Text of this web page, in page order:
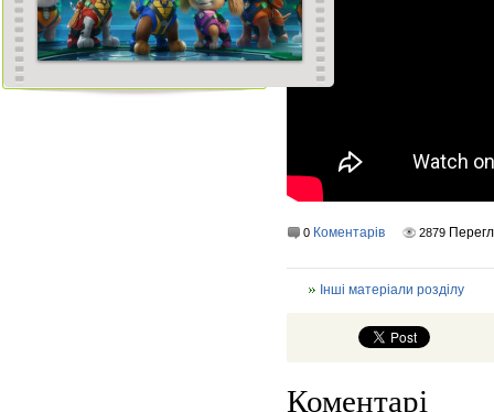
0 Коментарів 2879
Інші матеріали розділу
Коментарі